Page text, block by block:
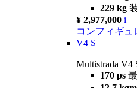
229 kg
¥ 2,977,000 i
コンフィギュ
V4 S
Multistrada V4
170 ps